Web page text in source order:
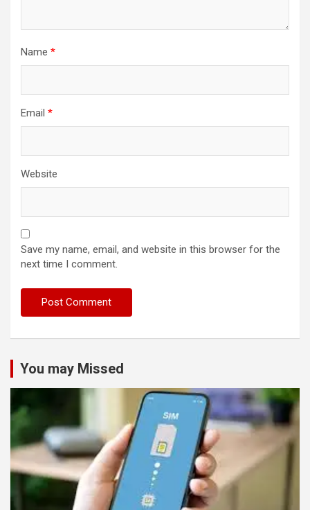
Name *
Email *
Website
Save my name, email, and website in this browser for the
next time I comment.
You may Missed